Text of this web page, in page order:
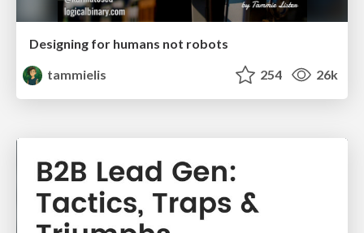
Designing for humans not robots
tammielis
254 26k